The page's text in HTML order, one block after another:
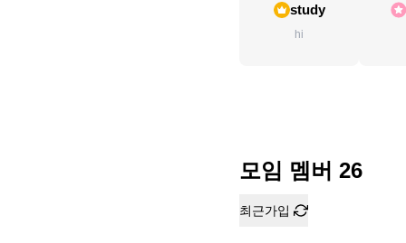
study
hi
모임 멤버 26
최근가입